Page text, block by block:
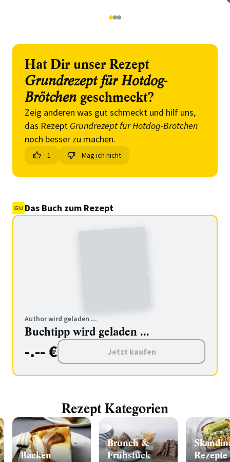
123
Hat Dir unser Rezept
Grundrezept für Hotdog-
Brötchen geschmeckt?
Zeig anderen was gut schmeckt und hilf uns,
das Rezept Grundrezept für Hotdog-Brötchen
noch besser zu machen.
1 Mag ich nicht
Das Buch zum Rezept
Author wird geladen ...
Buchtipp wird geladen ...
-.-- € Jetzt kaufen
Rezept Kategorien
Backen
Brunch &
Frühstück
Rezepte